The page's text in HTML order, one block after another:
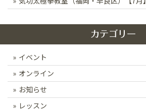
カテゴリー
イベント
オンライン
お知らせ
レッスン